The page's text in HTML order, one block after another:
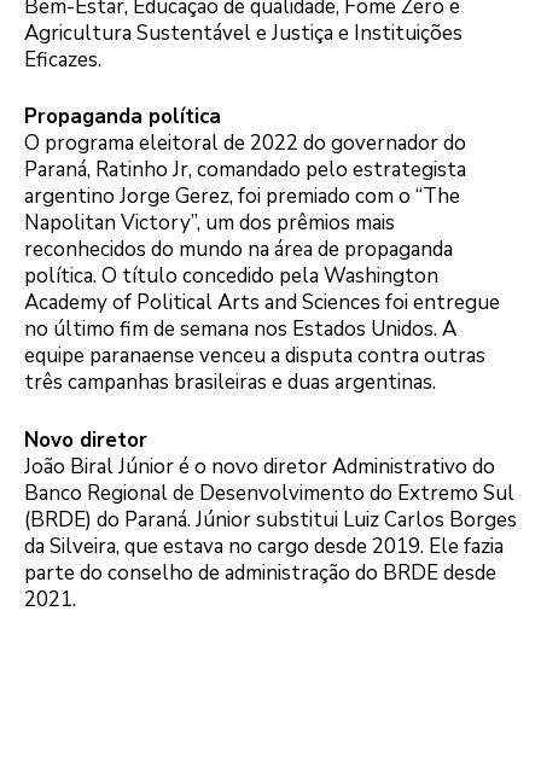
Bem-Estar, Educação de qualidade, Fome Zero e
Agricultura Sustentável e Justiça e Instituições
Eficazes.
Propaganda política
O programa eleitoral de 2022 do governador do
Paraná, Ratinho Jr, comandado pelo estrategista
argentino Jorge Gerez, foi premiado com o “The
Napolitan Victory”, um dos prêmios mais
reconhecidos do mundo na área de propaganda
política. O título concedido pela Washington
Academy of Political Arts and Sciences foi entregue
no último fim de semana nos Estados Unidos. A
equipe paranaense venceu a disputa contra outras
três campanhas brasileiras e duas argentinas.
Novo diretor
João Biral Júnior é o novo diretor Administrativo do
Banco Regional de Desenvolvimento do Extremo Sul
(BRDE) do Paraná. Júnior substitui Luiz Carlos Borges
da Silveira, que estava no cargo desde 2019. Ele fazia
parte do conselho de administração do BRDE desde
2021.